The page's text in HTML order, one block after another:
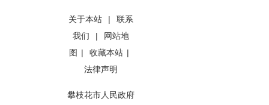
关于本站 |
联系
我们
|
网站地
图 | 收藏本站 |
法律声明
攀枝花市人民政府